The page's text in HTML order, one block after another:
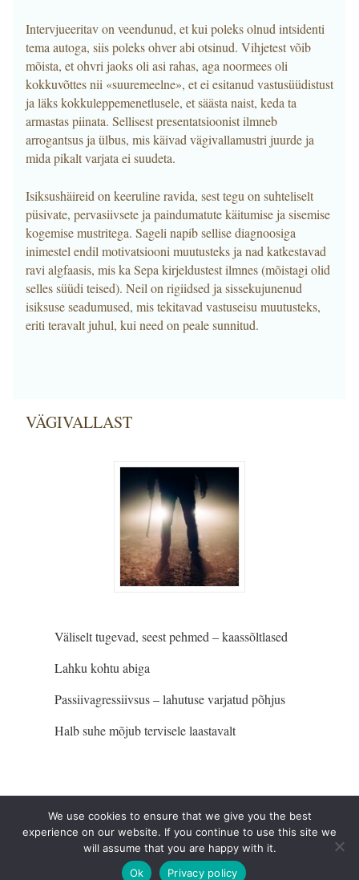
Intervjueeritav on veendunud, et kui poleks olnud intsidenti
tema autoga, siis poleks ohver abi otsinud. Vihjetest võib
mõista, et ohvri jaoks oli asi rahas, aga noormees oli
kokkuvõttes nii «suuremeelne», et ei esitanud vastusüüdistust
ja läks kokkuleppemenetlusele, et säästa naist, keda ta
armastas piinata. Sellisest presentatsioonist ilmneb
arrogantsus ja ülbus, mis käivad vägivallamustri juurde ja
mida pikalt varjata ei suudeta.
Isiksushäireid on keeruline ravida, sest tegu on suhteliselt
püsivate, pervasiivsete ja paindumatute käitumise ja sisemise
kogemise mustritega. Sageli napib sellise diagnoosiga
inimestel endil motivatsiooni muutusteks ja nad katkestavad
ravi algfaasis, mis ka Sepa kirjeldustest ilmnes (mõistagi olid
selles süüdi teised). Neil on rigiidsed ja sissekujunenud
isiksuse seadumused, mis tekitavad vastuseisu muutusteks,
eriti teravalt juhul, kui need on peale sunnitud.
VÄGIVALLAST
Väliselt tugevad, seest pehmed – kaassõltlased
Lahku kohtu abiga
Passiivagressiivsus – lahutuse varjatud põhjus
Halb suhe mõjub tervisele laastavalt
© Siin ja Praegu 2018
We use cookies to ensure that we give you the best
experience on our website. If you continue to use this site we
will assume that you are happy with it.
Ok
Privacy policy